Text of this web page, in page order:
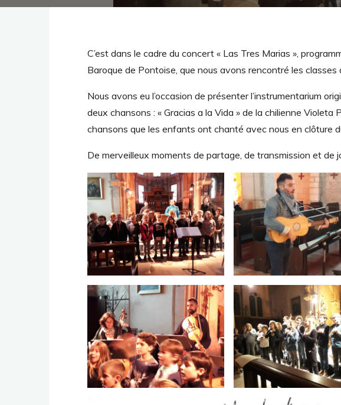
C’est dans le cadre du concert « Las Tres Marias »,
Baroque de Pontoise, que nous avons rencontré les classes
Nous avons eu l’occasion de présenter l’instrumentarium
deux chansons : « Gracias a la Vida » de la chilienne Violeta
chansons que les enfants ont chanté avec nous en clôture
De merveilleux moments de partage, de transmission et de